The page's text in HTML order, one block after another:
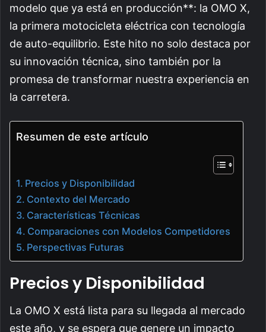
modelo que ya está en producción**: la OMO X,
la primera motocicleta eléctrica con tecnología
de auto-equilibrio. Este hito no solo destaca por
su innovación técnica, sino también por la
promesa de transformar nuestra experiencia en
la carretera.
Resumen de este artículo
Precios y Disponibilidad
Contexto del Mercado
Características Técnicas
Comparaciones con Modelos Competidores
Perspectivas Futuras
Precios y Disponibilidad
La OMO X está lista para su llegada al mercado
este año, y se espera que genere un impacto